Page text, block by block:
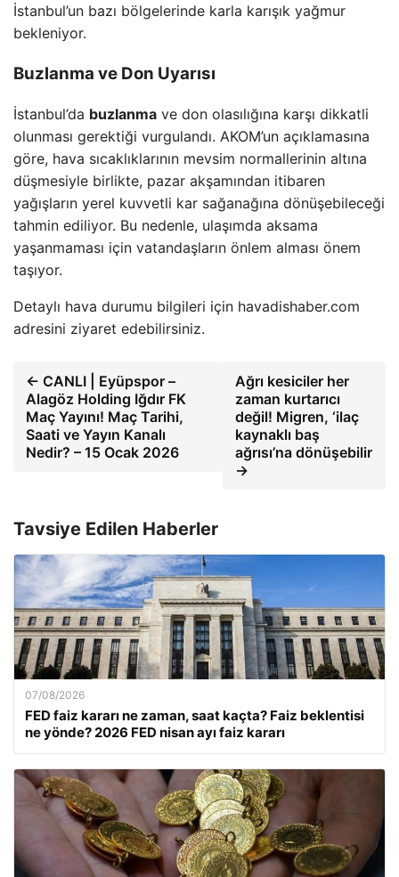
İstanbul’un bazı bölgelerinde karla karışık yağmur
bekleniyor.
Buzlanma ve Don Uyarısı
İstanbul’da buzlanma ve don olasılığına karşı dikkatli
olunması gerektiği vurgulandı. AKOM’un açıklamasına
göre, hava sıcaklıklarının mevsim normallerinin altına
düşmesiyle birlikte, pazar akşamından itibaren
yağışların yerel kuvvetli kar sağanağına dönüşebileceği
tahmin ediliyor. Bu nedenle, ulaşımda aksama
yaşanmaması için vatandaşların önlem alması önem
taşıyor.
Detaylı hava durumu bilgileri için havadishaber.com
adresini ziyaret edebilirsiniz.
← CANLI | Eyüpspor –
Alagöz Holding Iğdır FK
Maç Yayını! Maç Tarihi,
Saati ve Yayın Kanalı
Nedir? – 15 Ocak 2026
Ağrı kesiciler her
zaman kurtarıcı
değil! Migren, ‘ilaç
kaynaklı baş
ağrısı’na dönüşebilir
→
Tavsiye Edilen Haberler
07/08/2026
FED faiz kararı ne zaman, saat kaçta? Faiz beklentisi
ne yönde? 2026 FED nisan ayı faiz kararı